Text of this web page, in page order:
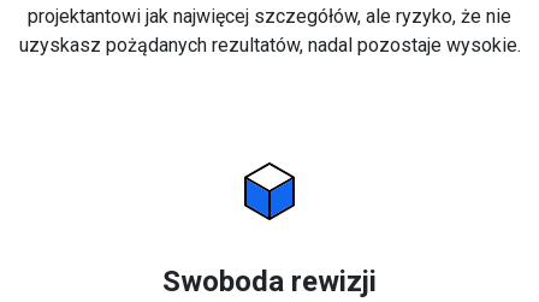
projektantowi jak najwięcej szczegółów, ale ryzyko, że nie
uzyskasz pożądanych rezultatów, nadal pozostaje wysokie.
Swoboda rewizji